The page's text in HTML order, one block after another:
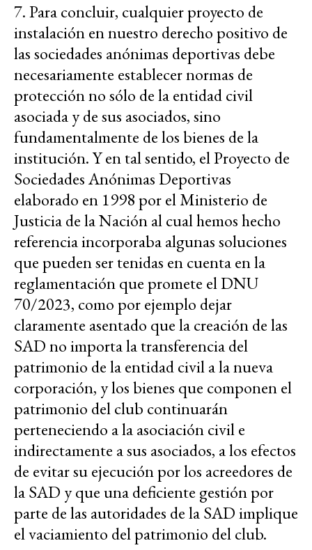
7. Para concluir, cualquier proyecto de
instalación en nuestro derecho positivo de
las sociedades anónimas deportivas debe
necesariamente establecer normas de
protección no sólo de la entidad civil
asociada y de sus asociados, sino
fundamentalmente de los bienes de la
institución. Y en tal sentido, el Proyecto de
Sociedades Anónimas Deportivas
elaborado en 1998 por el Ministerio de
Justicia de la Nación al cual hemos hecho
referencia incorporaba algunas soluciones
que pueden ser tenidas en cuenta en la
reglamentación que promete el DNU
70/2023, como por ejemplo dejar
claramente asentado que la creación de las
SAD no importa la transferencia del
patrimonio de la entidad civil a la nueva
corporación, y los bienes que componen el
patrimonio del club continuarán
perteneciendo a la asociación civil e
indirectamente a sus asociados, a los efectos
de evitar su ejecución por los acreedores de
la SAD y que una deficiente gestión por
parte de las autoridades de la SAD implique
el vaciamiento del patrimonio del club.